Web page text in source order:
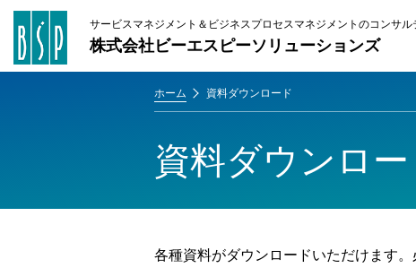
サービスマネジメント＆ビジネスプロセスマネジメントのコンサル
株式会社ビーエスピーソリューションズ
ホーム 資料ダウンロード
資料ダウンロー
各種資料がダウンロードいただけます